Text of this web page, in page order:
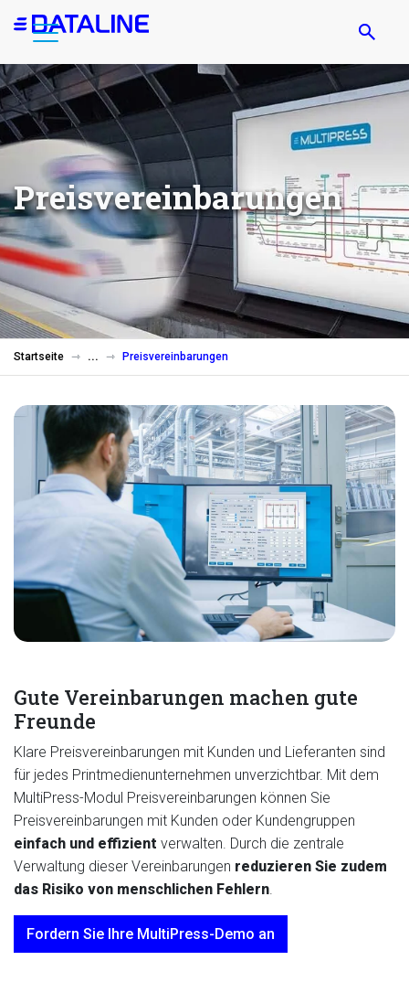
Direkt
zum
Preisvereinbarungen
Startseite Preisvereinbarungen
Gute Vereinbarungen machen gute
Freunde
Klare Preisvereinbarungen mit Kunden und Lieferanten sind
für jedes Printmedienunternehmen unverzichtbar. Mit dem
MultiPress-Modul Preisvereinbarungen können Sie
Preisvereinbarungen mit Kunden oder Kundengruppen
einfach und effizient verwalten. Durch die zentrale
Verwaltung dieser Vereinbarungen reduzieren Sie zudem
das Risiko von menschlichen Fehlern
Fordern Sie Ihre MultiPress-Demo an